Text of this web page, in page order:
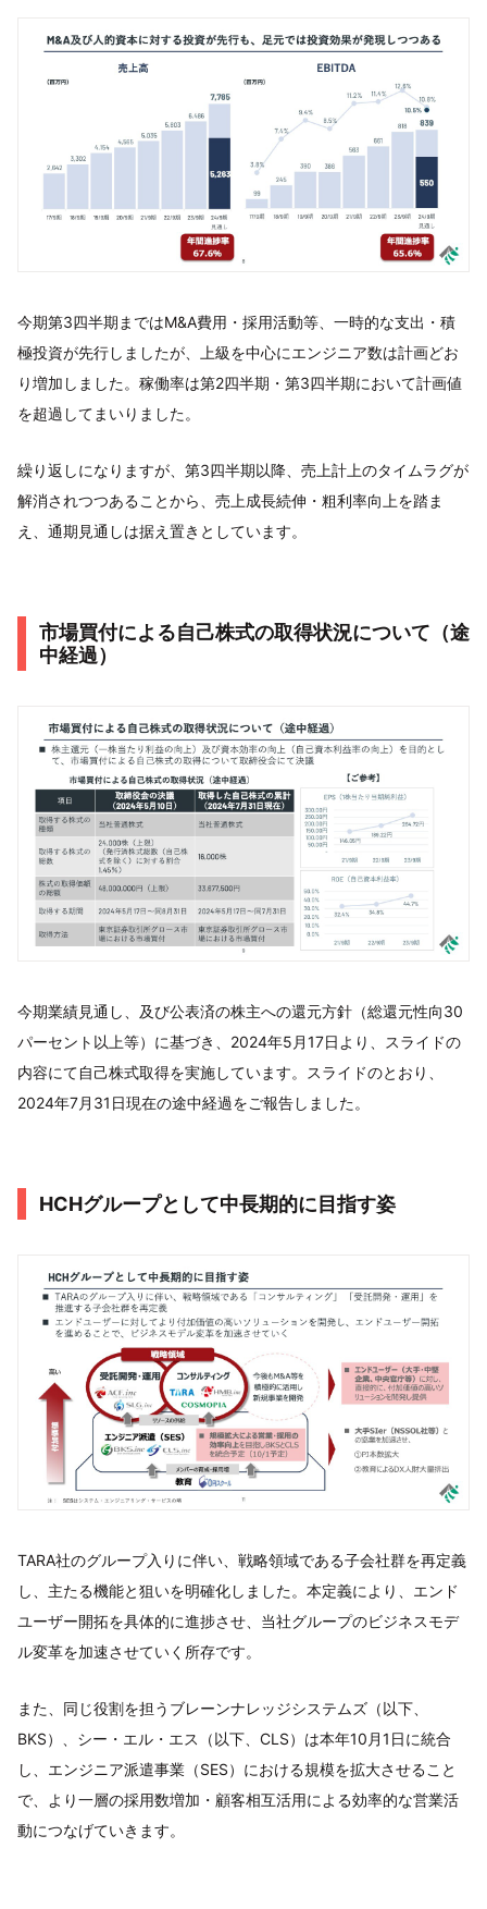
今期第3四半期まではM&A費用・採用活動等、一時的な支出・積
極投資が先行しましたが、上級を中心にエンジニア数は計画どお
り増加しました。稼働率は第2四半期・第3四半期において計画値
を超過してまいりました。
繰り返しになりますが、第3四半期以降、売上計上のタイムラグが
解消されつつあることから、売上成長続伸・粗利率向上を踏ま
え、通期見通しは据え置きとしています。
市場買付による自己株式の取得状況について（途
中経過）
今期業績見通し、及び公表済の株主への還元方針（総還元性向30
パーセント以上等）に基づき、2024年5月17日より、スライドの
内容にて自己株式取得を実施しています。スライドのとおり、
2024年7月31日現在の途中経過をご報告しました。
HCHグループとして中長期的に目指す姿
TARA社のグループ入りに伴い、戦略領域である子会社群を再定義
し、主たる機能と狙いを明確化しました。本定義により、エンド
ユーザー開拓を具体的に進捗させ、当社グループのビジネスモデ
ル変革を加速させていく所存です。
また、同じ役割を担うブレーンナレッジシステムズ（以下、
BKS）、シー・エル・エス（以下、CLS）は本年10月1日に統合
し、エンジニア派遣事業（SES）における規模を拡大させること
で、より一層の採用数増加・顧客相互活用による効率的な営業活
動につなげていきます。